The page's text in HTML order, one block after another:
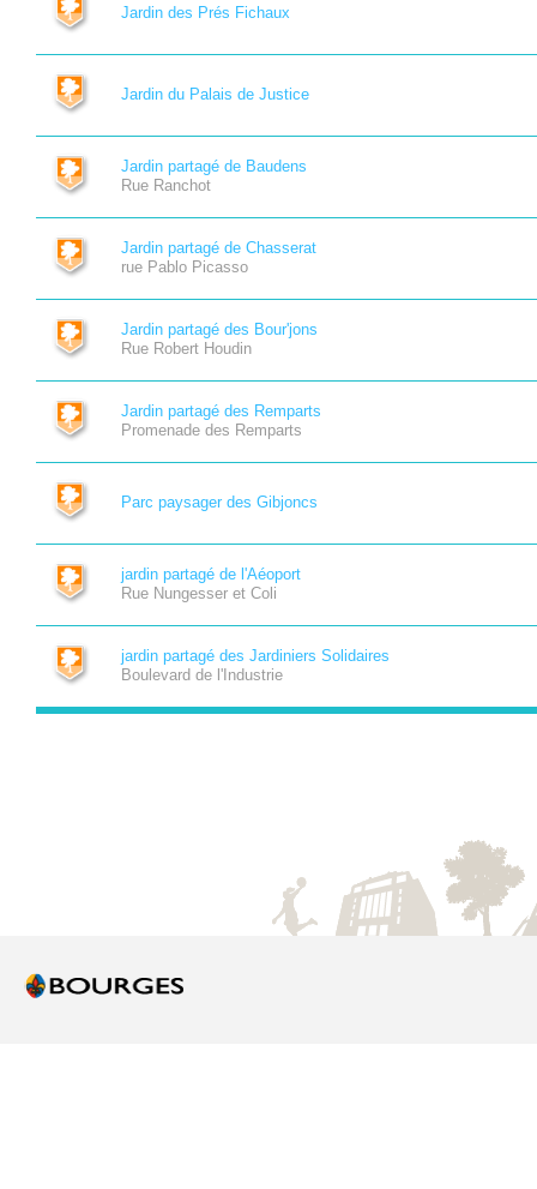
Jardin des Prés Fichaux
Jardin du Palais de Justice
Jardin partagé de Baudens
Rue Ranchot
Jardin partagé de Chasserat
rue Pablo Picasso
Jardin partagé des Bour'jons
Rue Robert Houdin
Jardin partagé des Remparts
Promenade des Remparts
Parc paysager des Gibjoncs
jardin partagé de l'Aéoport
Rue Nungesser et Coli
jardin partagé des Jardiniers Solidaires
Boulevard de l'Industrie